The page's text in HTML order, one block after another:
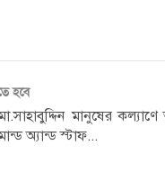
হবে
মানুষের
অ্যান্ড স্টাফ...